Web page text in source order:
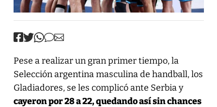
Pese a realizar un gran primer tiempo, la
Selección argentina masculina de handball, los
Gladiadores, se les complicó ante Serbia y
cayeron por 28 a 22, quedando así sin chances